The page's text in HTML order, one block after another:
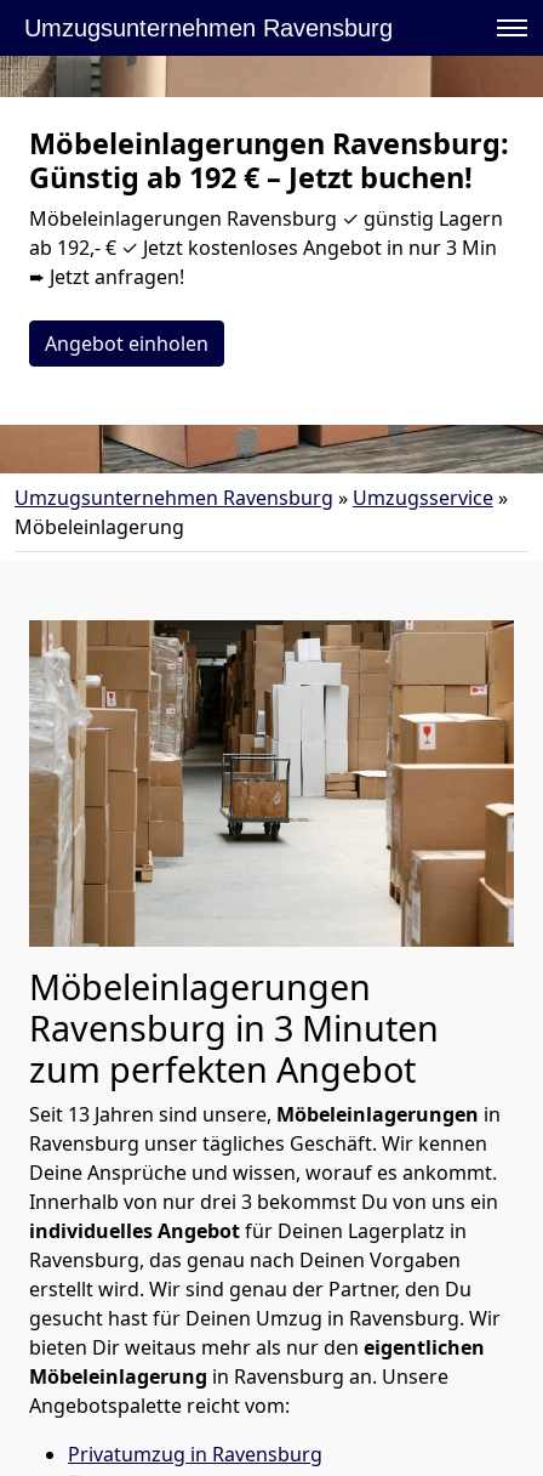
Umzugsunternehmen Ravensburg
Möbeleinlagerungen Ravensburg:
Günstig ab 192 € – Jetzt buchen!
Möbeleinlagerungen Ravensburg ✓ günstig Lagern
ab 192,- € ✓ Jetzt kostenloses Angebot in nur 3 Min
➨ Jetzt anfragen!
Angebot einholen
Umzugsunternehmen Ravensburg » Umzugsservice»
Möbeleinlagerung
Möbeleinlagerungen
Ravensburg in 3 Minuten
zum perfekten Angebot
Seit 13 Jahren sind unsere, Möbeleinlagerungen in
Ravensburg unser tägliches Geschäft. Wir kennen
Deine Ansprüche und wissen, worauf es ankommt.
Innerhalb von nur drei 3 bekommst Du von uns ein
individuelles Angebotfür Deinen Lagerplatz in
Ravensburg, das genau nach Deinen Vorgaben
erstellt wird. Wir sind genau der Partner, den Du
gesucht hast für Deinen Umzug in Ravensburg. Wir
bieten Dir weitaus mehr als nur den eigentlichen
Möbeleinlagerung in Ravensburg an. Unsere
Angebotspalette reicht vom:
Privatumzug in Ravensburg